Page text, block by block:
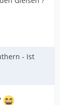
- Ist